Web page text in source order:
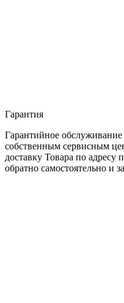
Гарантия
Гарантийное
собственным сервисным
доставку Товара по
обратно самостоятельно и